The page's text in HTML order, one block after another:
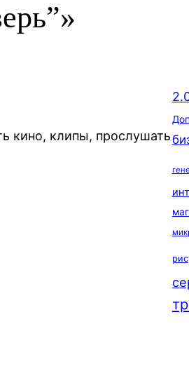
кино, клипы, прослушать